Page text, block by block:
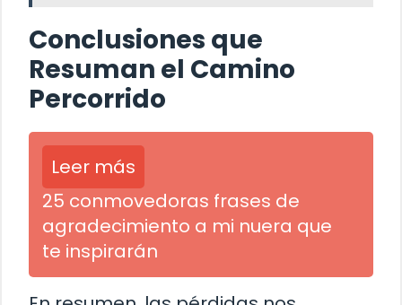
Conclusiones que
Resuman el Camino
Percorrido
Leer más
25 conmovedoras frases de
agradecimiento a mi nuera que
te inspirarán